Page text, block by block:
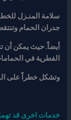
سلامة المنـزل
جدران الحمام
أيضاً. حيث يمكن أن
الفطرية في
وتشكل خطراً على
خدمات اخرى قد